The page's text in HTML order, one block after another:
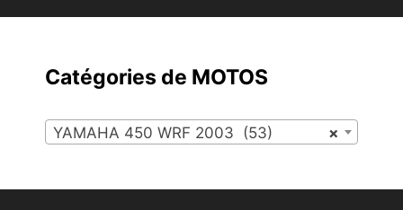
Catégories de MOTOS
×
YAMAHA 450 WRF 2003 (53)